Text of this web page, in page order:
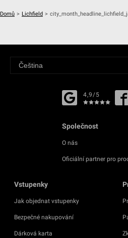
Domů > Lichfield >
4,9/5
Společnost
O nás
Oficiální partner pro
Vstupenky
Jak objednat vstupenky
Bezpečné nakupování
Dárková karta